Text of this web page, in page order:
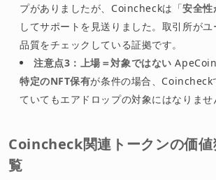
プがありましたが、Coincheckは「安全性
してサポートを見送りました。取引所が
品質をチェックしている証拠です。
注意点3：上場＝対象ではない ApeCoin
特定のNFT保有が条件の場合、Coincheck
ていてもエアドロップの対象にはなりませ
Coincheck関連トークンの価値
覧